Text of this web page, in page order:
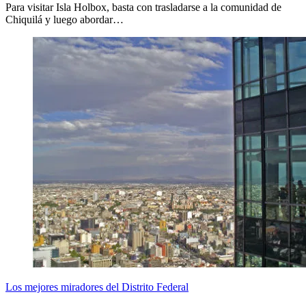
Para visitar Isla Holbox, basta con trasladarse a la comunidad de
Chiquilá y luego abordar…
Los mejores miradores del Distrito Federal